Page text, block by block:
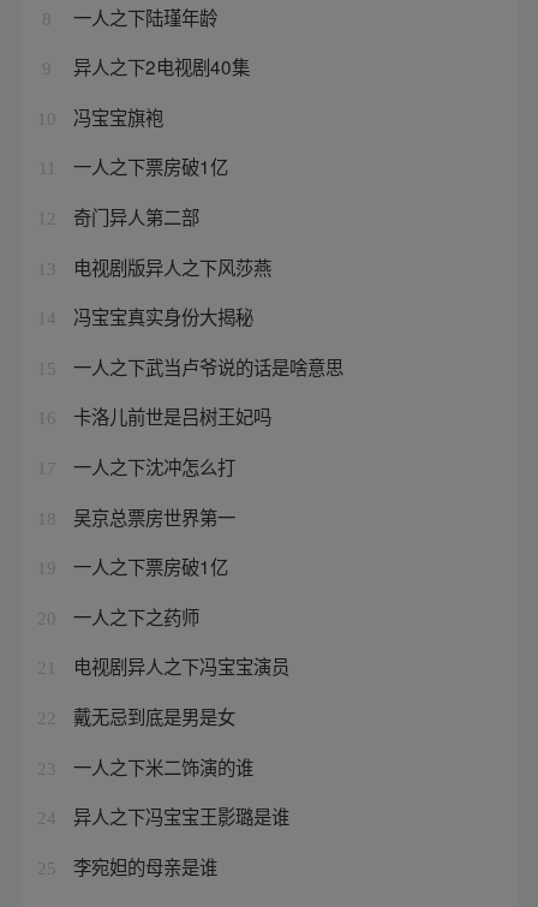
8 一人之下陆瑾年龄
9 异人之下2电视剧40集
10 冯宝宝旗袍
一人之下票房破1亿
12 奇门异人第二部
13 电视剧版异人之下风莎燕
14 冯宝宝真实身份大揭秘
15 一人之下武当卢爷说的话是啥意思
16 卡洛儿前世是吕树王妃吗
17 一人之下沈冲怎么打
18 吴京总票房世界第一
19 一人之下票房破1亿
20 一人之下之药师
21 电视剧异人之下冯宝宝演员
22 戴无忌到底是男是女
23 一人之下米二饰演的谁
24 异人之下冯宝宝王影璐是谁
25
李宛妲的母亲是谁